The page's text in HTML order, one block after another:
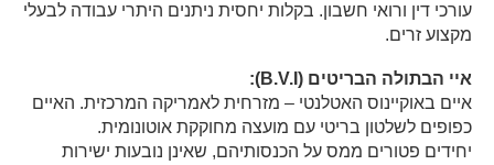
עורכי דין ורואי חשבון. בקלות יחסית ניתנים היתרי עבודה לבעלי
מקצוע זרים.
איי הבתולה הבריטים (B.V.I):
איים באוקיינוס האטלנטי – מזרחית לאמריקה המרכזית. האיים
כפופים לשלטון בריטי עם מועצה מחוקקת אוטונומית.
יחידים פטורים ממס על הכנסותיהם, שאינן נובעות ישירות